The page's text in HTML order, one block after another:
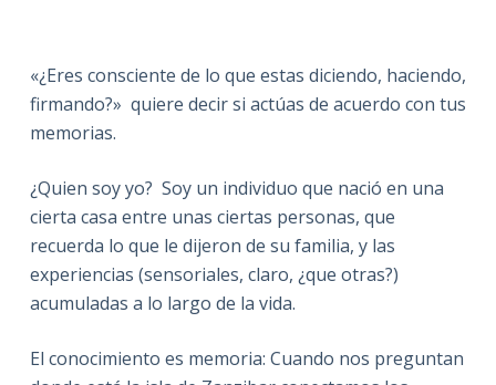
«¿Eres consciente de lo que estas diciendo, haciendo,
firmando?» quiere decir si actúas de acuerdo con tus
memorias.
¿Quien soy yo? Soy un individuo que nació en una
cierta casa entre unas ciertas personas, que
recuerda lo que le dijeron de su familia, y las
experiencias (sensoriales, claro, ¿que otras?)
acumuladas a lo largo de la vida.
El conocimiento es memoria: Cuando nos preguntan